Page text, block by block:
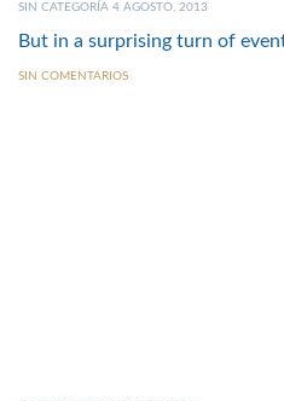
SIN CATEGORÍA 4 AGOSTO, 2013
But in a surprising turn of
SIN COMENTARIOS